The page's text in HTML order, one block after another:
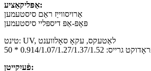
אַפּליקאַציע:
אַרויסווייַז ראַם סיסטעמען
פּאָפּ-אַפּ דיספּליי סיסטעמען
טינט: UV, לאַטעקס, עקאָ סאָלווענט
פֿעיִקייטן: